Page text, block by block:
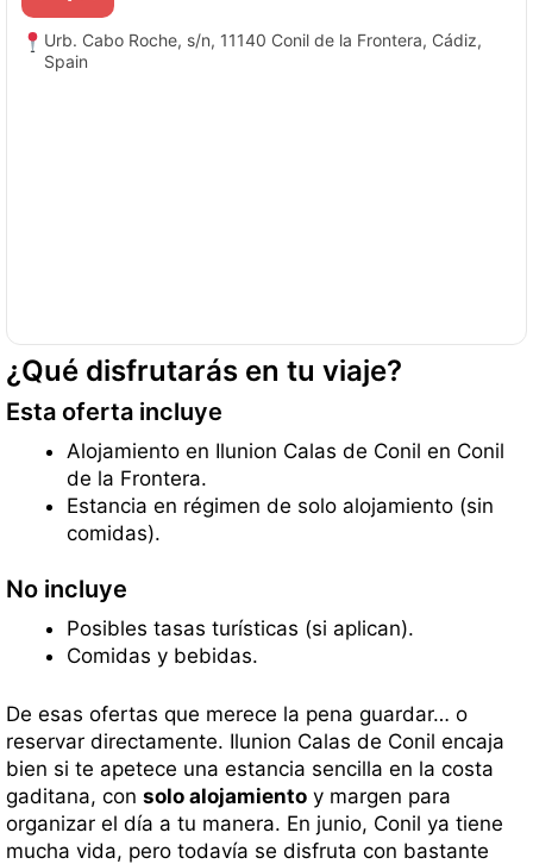
Urb. Cabo Roche, s/n, 11140 Conil de la Frontera, Cádiz,
Spain
¿Qué disfrutarás en tu viaje?
Esta oferta incluye
Alojamiento en Ilunion Calas de Conil en Conil
de la Frontera.
Estancia en régimen de solo alojamiento (sin
comidas).
No incluye
Posibles tasas turísticas (si aplican).
Comidas y bebidas.
De esas ofertas que merece la pena guardar… o
reservar directamente. Ilunion Calas de Conil encaja
bien si te apetece una estancia sencilla en la costa
gaditana, con solo alojamiento y margen para
organizar el día a tu manera. En junio, Conil ya tiene
mucha vida, pero todavía se disfruta con bastante